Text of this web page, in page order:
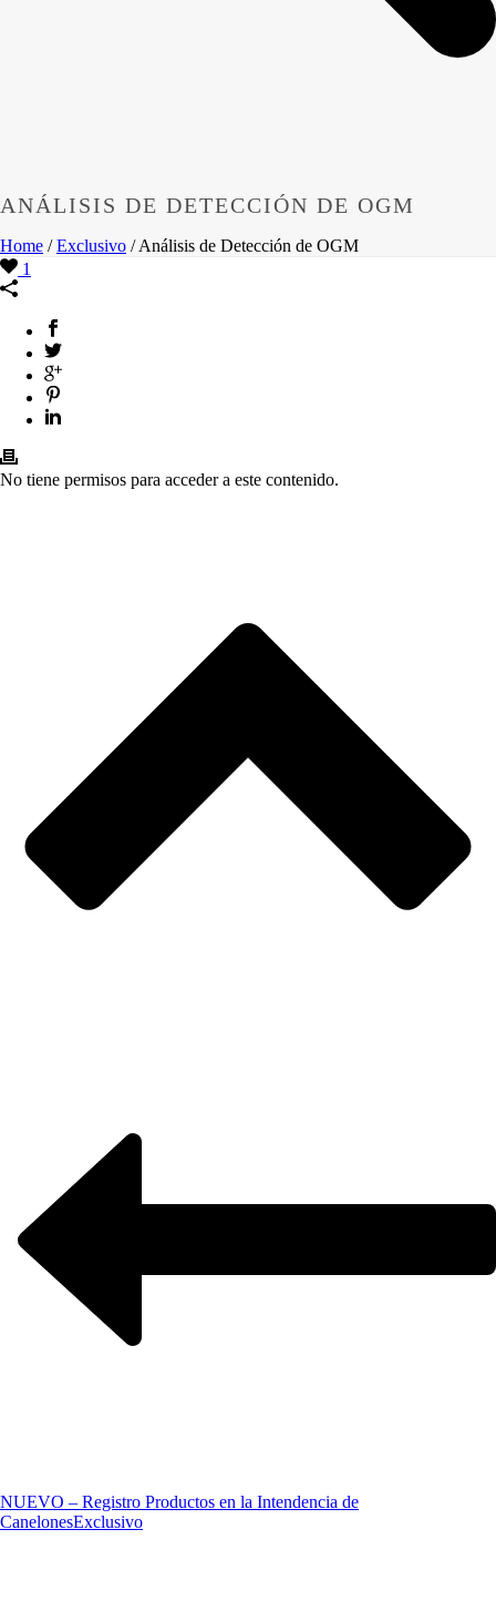
ANÁLISIS DE DETECCIÓN DE OGM
Home /Exclusivo / Análisis de Detección de OGM
1
No tiene permisos para acceder a este contenido.
NUEVO – Registro Productos en la Intendencia de
CanelonesExclusivo